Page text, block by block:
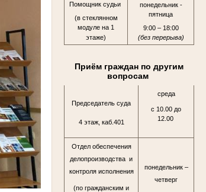
Помощник судьи
(в стеклянном
модуле на 1
этаже)
понедельник -
пятница
9:00 – 18:00
(без перерыва)
Приём граждан по другим
вопросам
Председатель суда
4 этаж, каб.401
среда
с 10.00 до
12.00
Отдел обеспечения
делопроизводства и
контроля исполнения
(по гражданским и
понедельник –
четверг